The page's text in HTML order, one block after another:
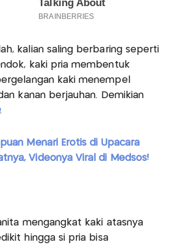
kalian saling berbaring seperti
kaki pria membentuk
kaki menempel
kanan berjauhan. Demikian
.
Menari Erotis di Upacara
Videonya Viral di Medsos!
mengangkat kaki atasnya
hingga si pria bisa